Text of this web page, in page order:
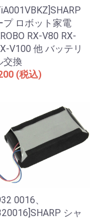
プ ロボット家電
RX-V80 RX-
V100 他 バッテリ
交換
(税込)
0016、
シャ